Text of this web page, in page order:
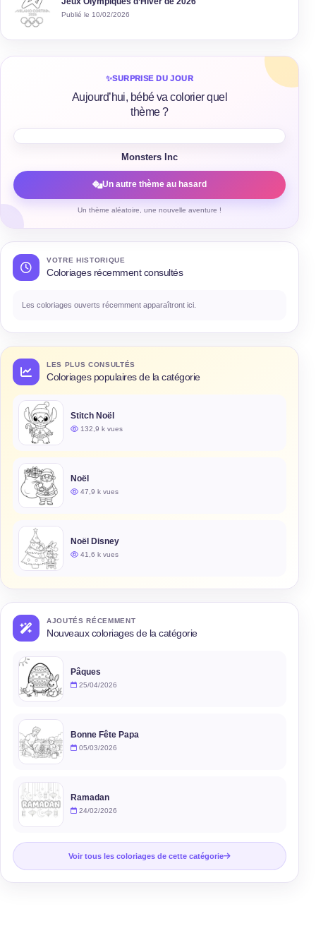
Publié le 10/02/2026
✨SURPRISE DU JOUR
Aujourd’hui, bébé va colorier quel
thème ?
Monsters Inc
Un autre thème au hasard
Un thème aléatoire, une nouvelle aventure !
VOTRE HISTORIQUE
Coloriages récemment consultés
Les coloriages ouverts récemment apparaîtront ici.
LES PLUS CONSULTÉS
Coloriages populaires de la catégorie
Stitch Noël
132,9 k vues
Noël
47,9 k vues
Noël Disney
41,6 k vues
AJOUTÉS RÉCEMMENT
Nouveaux coloriages de la catégorie
Pâques
25/04/2026
Bonne Fête Papa
05/03/2026
Ramadan
24/02/2026
Voir tous les coloriages de cette catégorie